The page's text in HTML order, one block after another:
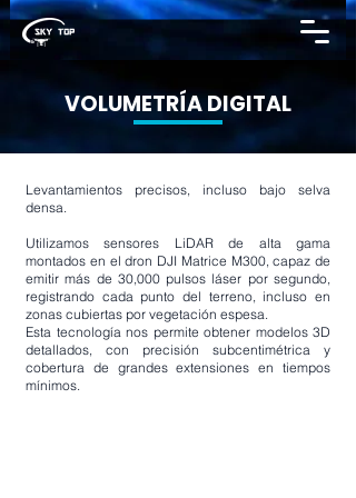
VOLUMETRÍADIGITAL
Levantamientos precisos, incluso bajo selva
densa.
Utilizamos sensores LiDAR de alta gama
montados en el dron DJI Matrice M300, capaz de
emitir más de 30,000 pulsos láser por segundo,
registrando cada punto del terreno, incluso en
zonas cubiertas por vegetación espesa.
Esta tecnología nos permite obtener modelos 3D
detallados, con precisión subcentimétrica y
cobertura de grandes extensiones en tiempos
mínimos.